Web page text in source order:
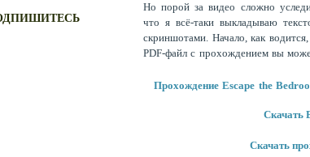
Но порой за видео сложно
что я всё-таки выкладываю
скриншотами. Начало, как
PDF-файл с прохождением вы
Прохождение Escape the
Скачать
Скачать